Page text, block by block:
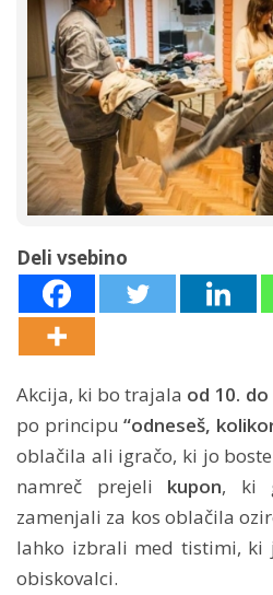
Deli vsebino
Akcija, ki bo trajala od 10. do
po principu“odneseš,
oblačila ali igračo, ki jo
namreč prejeli kupon, ki
zamenjali za kos oblačila
lahko izbrali med tistimi,
obiskovalci.